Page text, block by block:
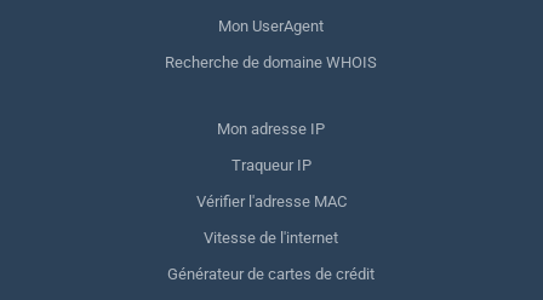
Mon UserAgent
Recherche de domaine WHOIS
Mon adresse IP
Traqueur IP
Vérifier l'adresse MAC
Vitesse de l'internet
Générateur de cartes de crédit